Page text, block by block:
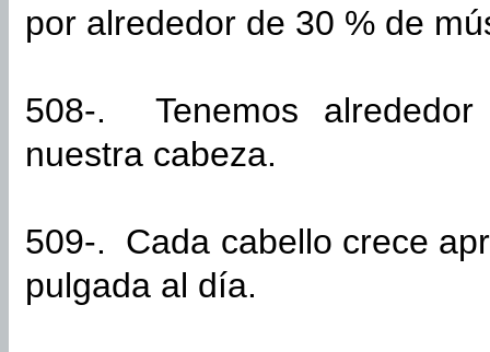
por alrededor de 30 % de
508-. Tenemos
nuestra cabeza.
509-. Cada cabello crece
pulgada al día.